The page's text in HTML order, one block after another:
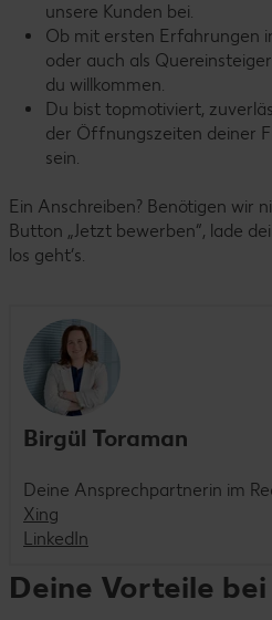
unsere Kunden bei.
Ob mit ersten Erfahrungen
oder auch als
du willkommen.
Du bist topmotiviert,
der Öffnungszeiten deiner
sein.
Ein Anschreiben? Benötigen wir
Button „Jetzt bewerben“, lade
los geht’s.
Birgül Toraman
Deine Ansprechpartnerin im
Xing
LinkedIn
Deine Vorteile